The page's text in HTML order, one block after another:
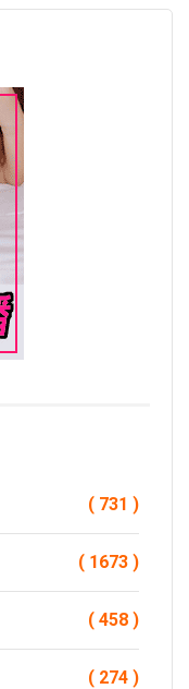
( 731 )
( 1673 )
( 458 )
( 274 )